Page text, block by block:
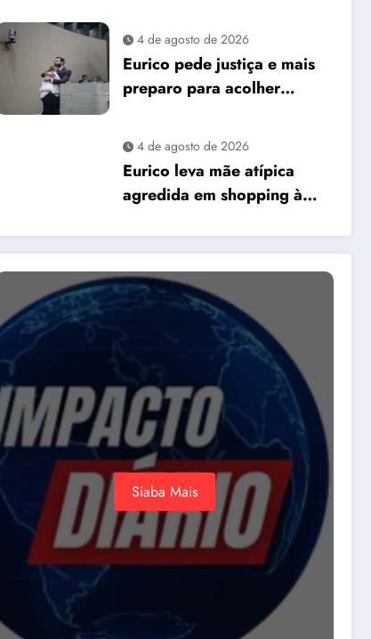
ao plano de governo de
David Almeida
4 de agosto de 2026
Eurico pede justiça e mais
preparo para acolher
4 de agosto de 2026
Eurico leva mãe atípica
agredida em shopping à
preparo dos
estabelecimentos para
acolher autistas
Siaba Mais